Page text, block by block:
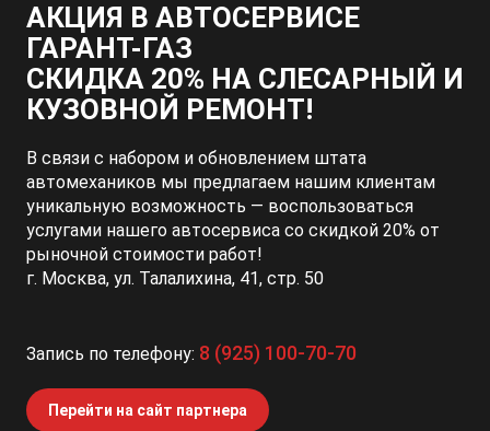
АКЦИЯ В АВТОСЕРВИСЕ
ГАРАНТ-ГАЗ
СКИДКА 20% НА СЛЕСАРНЫЙ И
КУЗОВНОЙ РЕМОНТ!
В связи с набором и обновлением штата
автомехаников мы предлагаем нашим клиентам
уникальную возможность — воспользоваться
услугами нашего автосервиса со скидкой 20% от
рыночной стоимости работ!
г. Москва, ул. Талалихина, 41, стр. 50
Запись по телефону: 8 (925) 100-70-70
Перейти на сайт партнера